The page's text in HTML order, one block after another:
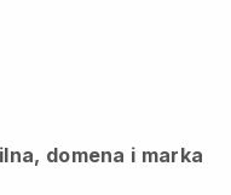
domena i marka